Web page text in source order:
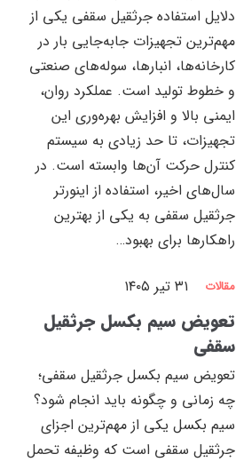
دلایل استفاده جرثقیل سقفی یکی از
مهم‌ترین تجهیزات جابه‌جایی بار در
کارخانه‌ها، انبارها، سوله‌های صنعتی
و خطوط تولید است. عملکرد روان،
ایمنی بالا و افزایش بهره‌وری این
تجهیزات، تا حد زیادی به سیستم
کنترل حرکت آن‌ها وابسته است. در
سال‌های اخیر، استفاده از اینورتر
جرثقیل سقفی به یکی از بهترین
راهکارها برای بهبود…
مقالات ۳۱ تیر ۱۴۰۵
تعویض سیم بکسل جرثقیل
سقفی
تعویض سیم بکسل جرثقیل سقفی؛
چه زمانی و چگونه باید انجام شود؟
سیم بکسل یکی از مهم‌ترین اجزای
جرثقیل سقفی است که وظیفه تحمل